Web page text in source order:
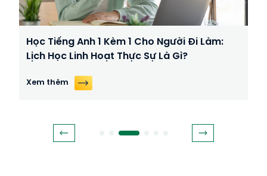
Học Tiếng Anh 1 Kèm 1 Cho Người Đi Làm:
Lịch Học Linh Hoạt Thực Sự Là Gì?
Xem thêm